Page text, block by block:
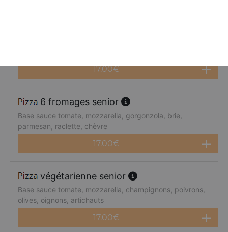
17.00€
6 fromages senior
Base sauce tomate, mozzarella, gorgonzola, brie,
parmesan, raclette, chèvre
17.00€
végétarienne senior
Base sauce tomate, mozzarella, champignons, poivrons,
olives, oignons, artichauts
17.00€